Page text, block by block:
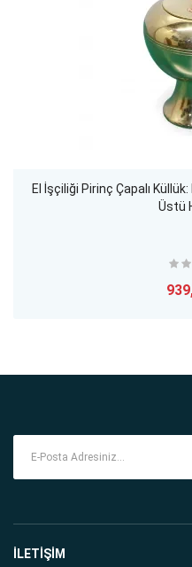
El İşçiliği Pirinç Çapalı
Üstü
İLETİŞİM